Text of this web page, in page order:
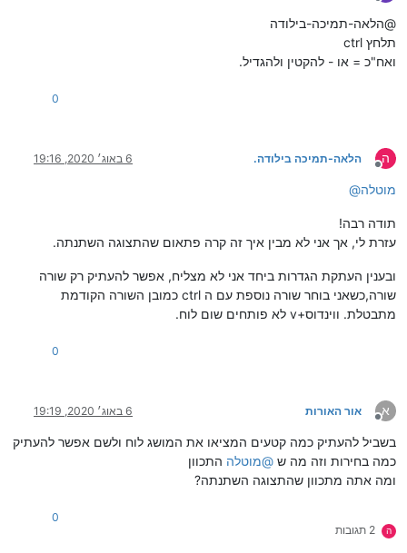
מנותק
@הלאה-תמיכה-בילודה
תלחץ ctrl
ואח"כ = או - להקטין ולהגדיל.
0
ה
מנותק
הלאה-תמיכה בילודה. 6 באוג׳ 2020, 19:16
@מוטלה
תודה רבה!
עזרת לי, אך אני לא מבין איך זה קרה פתאום שהתצוגה השתנתה.
ובענין העתקת הגדרות ביחד אני לא מצליח, אפשר להעתיק רק שורה
שורה,כשאני בוחר שורה נוספת עם ה ctrl כמובן השורה הקודמת
מתבטלת. ווינדוס+v לא פותחים שום לוח.
0
א
מנותק
אור האורות 6 באוג׳ 2020, 19:19
בשביל להעתיק כמה קטעים המציאו את המושג לוח ולשם אפשר להעתיק
כמה בחירות וזה מה ש @מוטלה התכוון
ומה אתה מתכוון שהתצוגה השתנתה?
ה 2 תגובות
0